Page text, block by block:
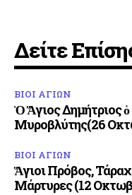
Δείτε
ΒΙΟΙ ΑΓΙΩΝ
Ὁ Ἅγιος Δημήτριος
Μυροβλύτης(26
ΒΙΟΙ ΑΓΙΩΝ
Ἅγιοι Πρόβος,
Μάρτυρες (12